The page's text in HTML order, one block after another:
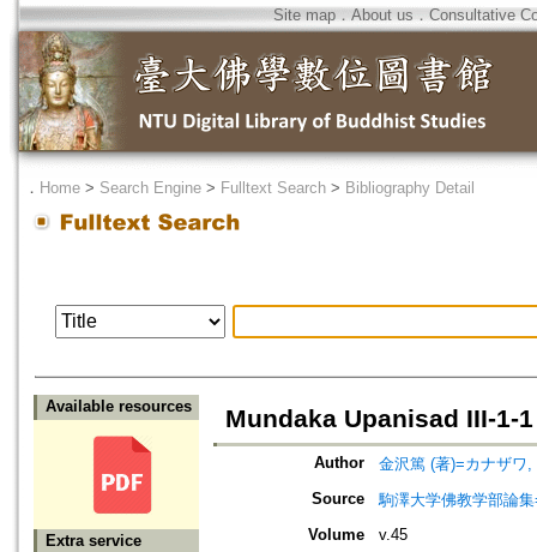
Site map．About us ． Consultative
． Home > Search Engine > Fulltext Search > Bibliography Detail
Available resources
Extra service
Mundaka Upanisad III-1-
Author
金沢篤 (著)=カナザワ,
Source
駒澤大学佛教学部論
Volume
v.45